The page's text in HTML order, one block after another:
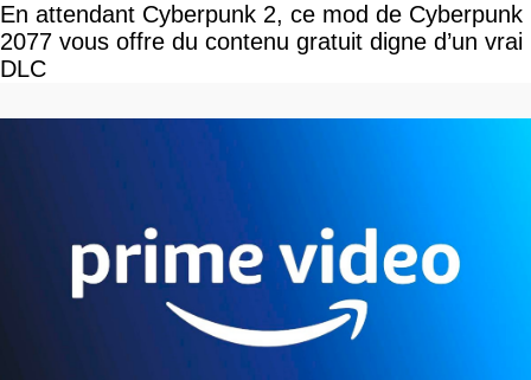
En attendant Cyberpunk 2, ce mod de Cyberpunk
2077 vous offre du contenu gratuit digne d’un vrai
DLC